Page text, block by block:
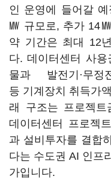
인 운영에 들어갈
㎿ 규모로, 추가 14
약 기간은 최대 12
다. 데이터센터 사
물과 발전기·무정전
등 기계장치 취득가
래 구조는 프로젝트
데이터센터 프로젝
과 설비투자를 결합
다는 수도권 AI 인프
가입니다.